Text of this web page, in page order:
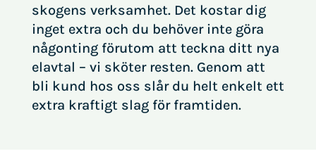
skogens verksamhet. Det kostar dig
inget extra och du behöver inte göra
någonting förutom att teckna ditt nya
elavtal – vi sköter resten. Genom att
bli kund hos oss slår du helt enkelt ett
extra kraftigt slag för framtiden.